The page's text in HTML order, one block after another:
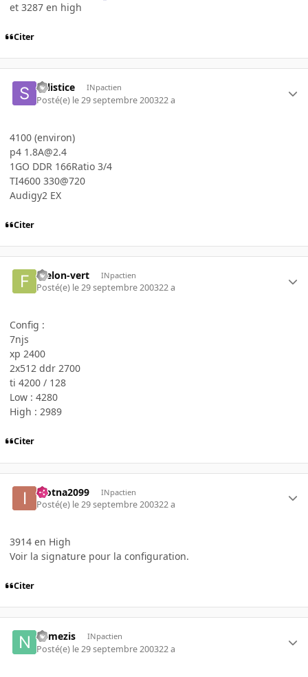
et 3287 en high
Citer
solistice INpactien
Posté(e) le 29 septembre 200322 a
4100 (environ)
p4 1.8A@2.4
1GO DDR 166Ratio 3/4
TI4600 330@720
Audigy2 EX
Citer
Frelon-vert INpactien
Posté(e) le 29 septembre 200322 a
Config :
7njs
xp 2400
2x512 ddr 2700
ti 4200 / 128
Low : 4280
High : 2989
Citer
inotna2099 INpactien
Posté(e) le 29 septembre 200322 a
3914 en High
Voir la signature pour la configuration.
Citer
nemezis INpactien
Posté(e) le 29 septembre 200322 a